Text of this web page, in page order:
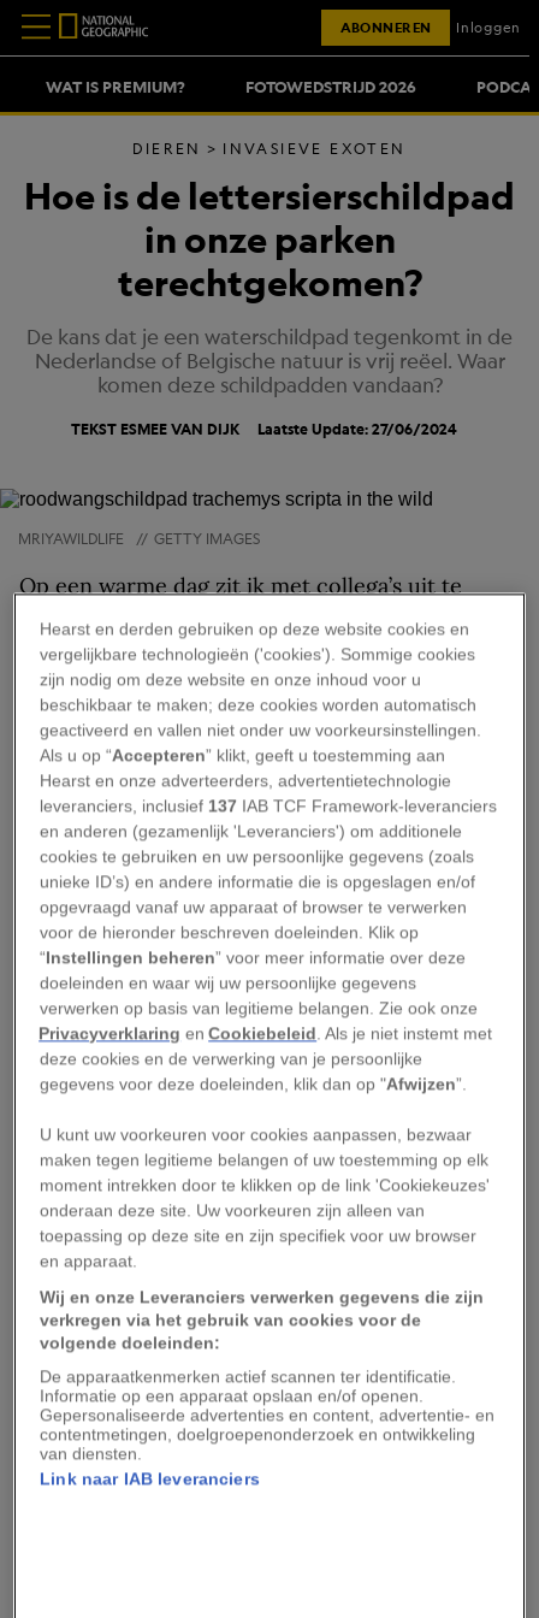
WAT IS PREMIUM? FOTOWEDSTRIJD 2026
ABONNEREN Inloggen
DIEREN INVASIEVE EXOTEN
Hoe is de lettersierschildpad
in onze parken
terechtgekomen?
De kans dat je een waterschildpad tegenkomt in de
Nederlandse of Belgische natuur is vrij reëel. Waar
komen deze schildpadden vandaan?
TEKST ESMEE VAN DIJK Laatste Update: 27/06/2024
MRIYAWILDLIFE // GETTY IMAGES
Op een warme dag zit ik met collega’s uit te
puffen in het Westerpark in Amsterdam,
wanneer plots een van hen uitroept: ‘Zie ik daar
nu een schildpad?’ We zijn er heilig van
overtuigd dat het een decoratiestuk is, totdat
het dier langzaam zijn kopje naar links draait en
daarmee ons ongelijk aantoont. Niet veel later
duikt er nog een kleine schildpad op aan het
wateroppervlak. Hoe komen deze zogenaamde
lettersierschildpadden (Trachemys scripta) hier
terecht?
Waar komt de
lettersierschildpad
vandaan?
De lettersierschildpadden in het Amsterdamse
park zijn hier natuurlijk niet zomaar verzeild
geraakt. De lettersierschildpad kent drie
ondersoorten: de roodwang-, geelwang- en
geelbuikschildpad, alle drie gewilde huisdieren.
Doordat de uit Amerika afkomstige schildpadden
in de natuur zijn uitgezet, worden er in
Nederland en België sinds de jaren zeventig ook
exemplaren in het wild waargenomen. De meeste
lettersierschildpadden worden echter gevonden
Hearst en derden gebruiken op deze website cookies en
vergelijkbare technologieën ('cookies'). Sommige cookies
zijn nodig om deze website en onze inhoud voor u
beschikbaar te maken; deze cookies worden automatisch
geactiveerd en vallen niet onder uw voorkeursinstellingen.
Als u op “Accepteren” klikt, geeft u toestemming aan
Hearst en onze adverteerders, advertentietechnologie
leveranciers, inclusief 137 IAB TCF Framework-leveranciers
en anderen (gezamenlijk 'Leveranciers') om additionele
cookies te gebruiken en uw persoonlijke gegevens (zoals
unieke ID’s) en andere informatie die is opgeslagen en/of
opgevraagd vanaf uw apparaat of browser te verwerken
voor de hieronder beschreven doeleinden. Klik op
“Instellingen beheren” voor meer informatie over deze
doeleinden en waar wij uw persoonlijke gegevens
verwerken op basis van legitieme belangen. Zie ook onze
Privacyverklaring enCookiebeleid. Als je niet instemt met
deze cookies en de verwerking van je persoonlijke
gegevens voor deze doeleinden, klik dan op "Afwijzen”.
U kunt uw voorkeuren voor cookies aanpassen, bezwaar
maken tegen legitieme belangen of uw toestemming op elk
moment intrekken door te klikken op de link 'Cookiekeuzes'
onderaan deze site. Uw voorkeuren zijn alleen van
toepassing op deze site en zijn specifiek voor uw browser
en apparaat.
Wij en onze Leveranciers verwerken gegevens die zijn
verkregen via het gebruik van cookies voor de
volgende doeleinden:
De apparaatkenmerken actief scannen ter identificatie.
Informatie op een apparaat opslaan en/of openen.
Gepersonaliseerde advertenties en content, advertentie- en
contentmetingen, doelgroepenonderzoek en ontwikkeling
van diensten.
Link naar IAB leveranciers